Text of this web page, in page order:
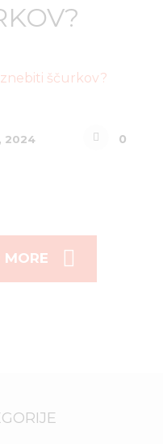
2024 0
MORE